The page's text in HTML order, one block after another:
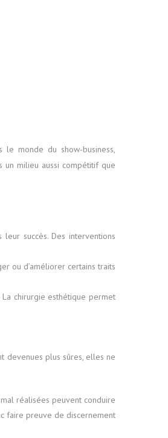
monde du show-business,
un milieu aussi compétitif que
succès. Des interventions
ou d’améliorer certains traits
chirurgie esthétique permet
devenues plus sûres, elles ne
réalisées peuvent conduire
faire preuve de discernement